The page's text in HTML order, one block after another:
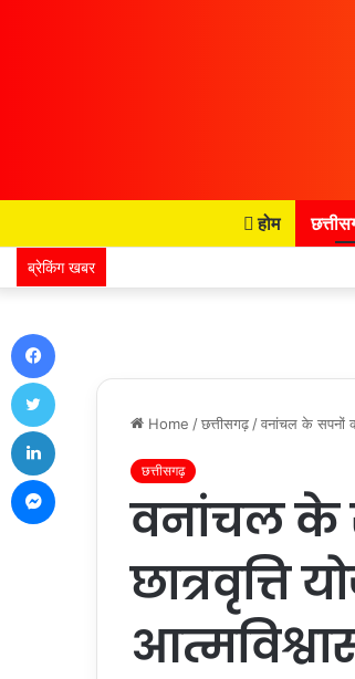
होम
ब्रेकिंग खबर
Home /छत्तीसगढ़ /वनांचल के सपनों
छत्तीसगढ़
वनांचल के
छात्रवृत्ति
Twitter
Messenger